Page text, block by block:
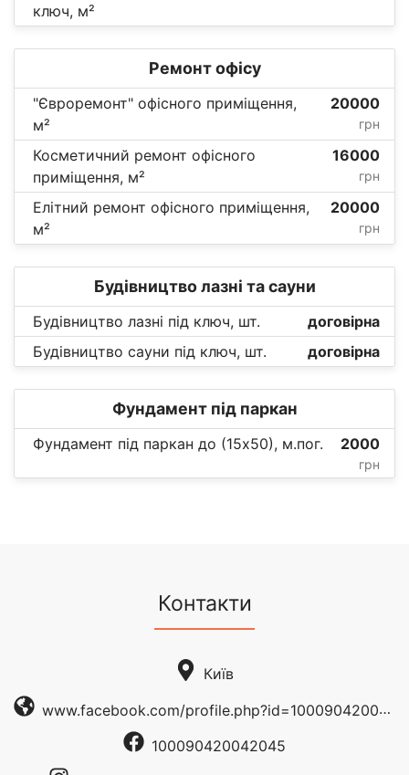
ключ, м²
Ремонт офісу
"Євроремонт" офісного приміщення,
м²
20000
грн
Косметичний ремонт офісного
приміщення, м²
16000
грн
Елітний ремонт офісного приміщення,
м²
20000
грн
Будівництво лазні та сауни
Будівництво лазні під ключ, шт.
договірна
Будівництво сауни під ключ, шт.
договірна
Фундамент під паркан
Фундамент під паркан до (15х50), м.пог. 2000
грн
Контакти
Київ
www.facebook.com/profile.php?id=100090420042045
100090420042045